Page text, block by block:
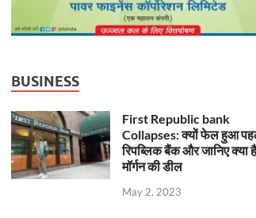
BUSINESS
First Republic bank
Collapses: क्यों फेल हुआ
रिपब्लिक बैंक और जानिए क्या
मॉर्गन की डील
May 2, 2023